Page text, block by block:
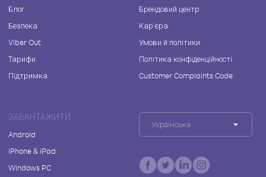
Блог
Безпека
Viber Out
Тарифи
Підтримка
Брендовий центр
Кар'єра
Умови й політики
Політика конфіденційності
Customer Complaints Code
ЗАВАНТАЖИТИ
Android
iPhone & iPad
Windows PC
Українська